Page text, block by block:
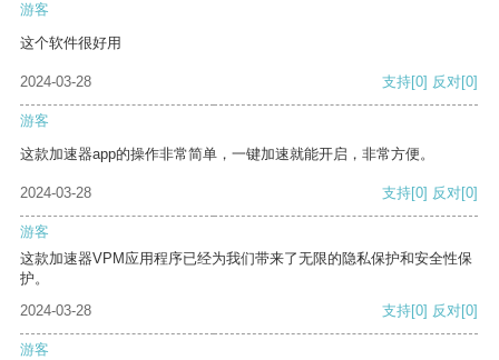
游客
这个软件很好用
2024-03-28 支持[0] 反对[0]
游客
这款加速器app的操作非常简单，一键加速就能开启，非常方便。
2024-03-28 支持[0] 反对[0]
游客
这款加速器VPM应用程序已经为我们带来了无限的隐私保护和安全性保
护。
2024-03-28
支持[0] 反对[0]
游客